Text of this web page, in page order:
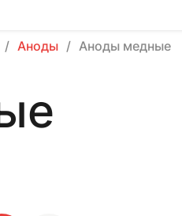
Аноды Аноды медные